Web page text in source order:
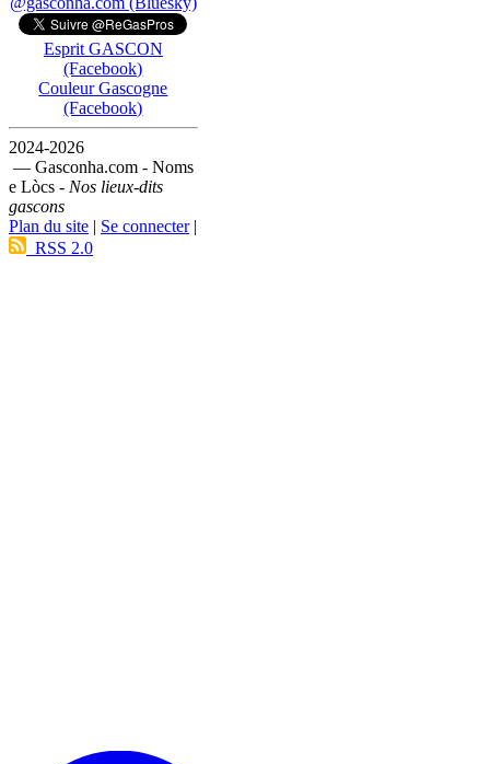
Esprit GASCON
(Facebook)
Couleur Gascogne
(Facebook)
2024-2026
— Gasconha.com - Noms
e Lòcs - Nos lieux-dits
gascons
Plan du site | Se connecter|
RSS 2.0